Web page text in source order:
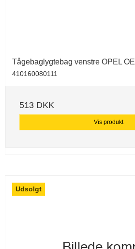
Tågebaglygtebag venstre OPEL OE
410160080111
513 DKK
Vis produkt
Udsolgt